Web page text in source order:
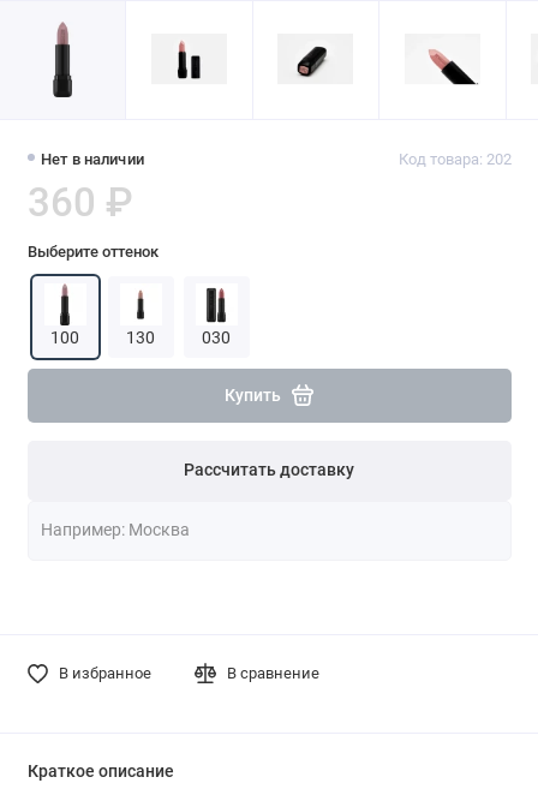
Нет в наличии Код товара: 202
360 ₽
Выберите оттенок
100 130 030
Купить
Рассчитать доставку
В избранное В сравнение
Краткое описание